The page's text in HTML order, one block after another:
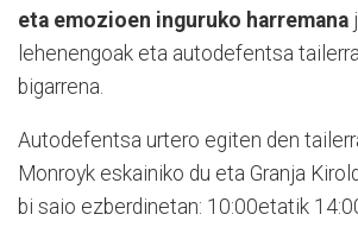
eta emozioen inguruko harremana
lehenengoak eta autodefentsa
bigarrena.
Autodefentsa urtero egiten den
Monroyk eskainiko du eta Granja
bi saio ezberdinetan: 10:00etatik